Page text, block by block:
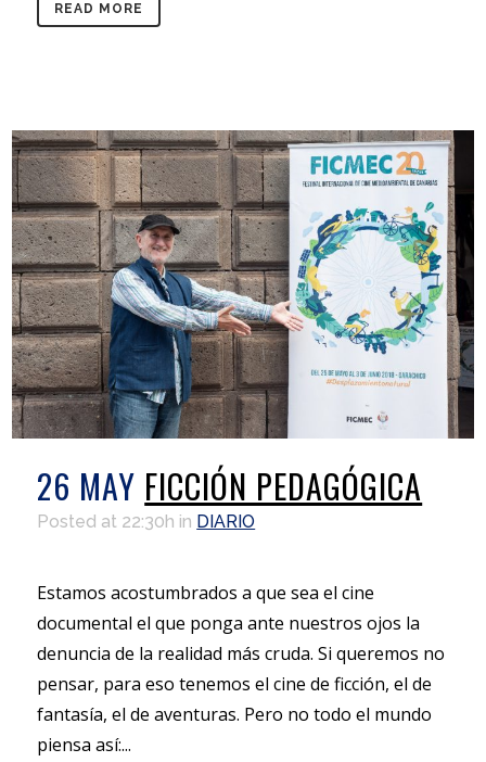
READ MORE
26 MAY FICCIÓN PEDAGÓGICA
Posted at 22:30h in DIARIO
Estamos acostumbrados a que sea el cine
documental el que ponga ante nuestros ojos la
denuncia de la realidad más cruda. Si queremos no
pensar, para eso tenemos el cine de ficción, el de
fantasía, el de aventuras. Pero no todo el mundo
piensa así:...